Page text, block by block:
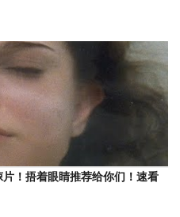
片！捂着眼睛推荐给你们！速看